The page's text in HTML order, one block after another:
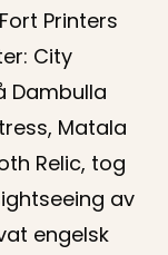
Printers
City
Dambulla
Matala
Relic, tog
av
engelsk